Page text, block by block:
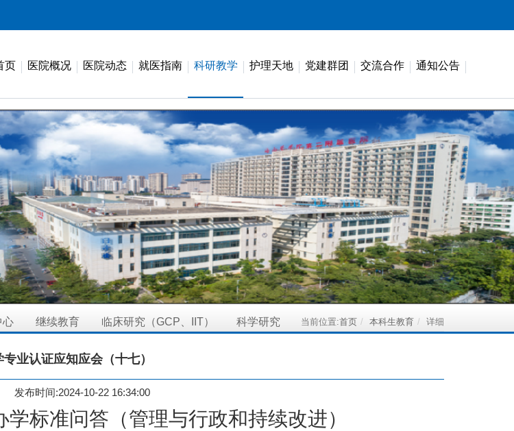
页 医院概况 医院动态 就医指南 科研教学 护理天地 党建群团 交流合作 通知公告
心 继续教育 临床研究（GCP、IIT） 科学研究 当前位置:首页 本科生教育 详细
业认证应知应会（十七）
发布时间:2024-10-22 16:34:00
学标准问答 （管理与行政和持续改进）